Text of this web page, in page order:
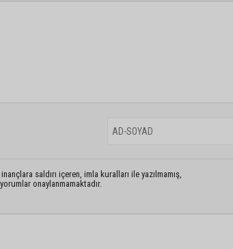
saldırı içeren, imla kuralları ile yazılmamış,
onaylanmamaktadır.